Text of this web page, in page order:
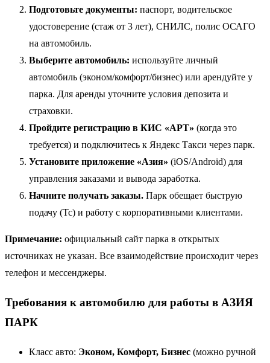
Подготовьте документы: паспорт, водительское
удостоверение (стаж от 3 лет), СНИЛС, полис ОСАГО
на автомобиль.
Выберите автомобиль: используйте личный
автомобиль (эконом/комфорт/бизнес) или арендуйте у
парка. Для аренды уточните условия депозита и
страховки.
Пройдите регистрацию в КИС «АРТ» (когда это
требуется) и подключитесь к Яндекс Такси через парк.
Установите приложение «Азия» (iOS/Android) для
управления заказами и вывода заработка.
Начните получать заказы. Парк обещает быструю
подачу (Тс) и работу с корпоративными клиентами.
Примечание: официальный сайт парка в открытых
источниках не указан. Все взаимодействие происходит через
телефон и мессенджеры.
Требования к автомобилю для работы в АЗИЯ
ПАРК
Класс авто: Эконом, Комфорт, Бизнес (можно ручной